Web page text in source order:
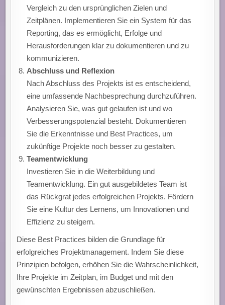
Vergleich zu den ursprünglichen Zielen und
Zeitplänen. Implementieren Sie ein System für das
Reporting, das es ermöglicht, Erfolge und
Herausforderungen klar zu dokumentieren und zu
kommunizieren.
Abschluss und Reflexion
Nach Abschluss des Projekts ist es entscheidend,
eine umfassende Nachbesprechung durchzuführen.
Analysieren Sie, was gut gelaufen ist und wo
Verbesserungspotenzial besteht. Dokumentieren
Sie die Erkenntnisse und Best Practices, um
zukünftige Projekte noch besser zu gestalten.
Teamentwicklung
Investieren Sie in die Weiterbildung und
Teamentwicklung. Ein gut ausgebildetes Team ist
das Rückgrat jedes erfolgreichen Projekts. Fördern
Sie eine Kultur des Lernens, um Innovationen und
Effizienz zu steigern.
Diese Best Practices bilden die Grundlage für
erfolgreiches Projektmanagement. Indem Sie diese
Prinzipien befolgen, erhöhen Sie die Wahrscheinlichkeit,
Ihre Projekte im Zeitplan, im Budget und mit den
gewünschten Ergebnissen abzuschließen.